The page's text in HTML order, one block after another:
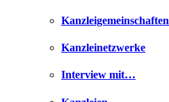
Kanzleigemeinschaften
Kanzleinetzwerke
Interview mit…